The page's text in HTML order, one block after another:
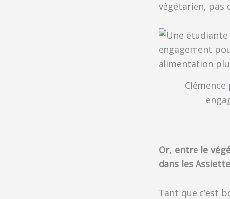
végétarien, pas
Clémence
Or, entre le
dans les
Tant que c’est